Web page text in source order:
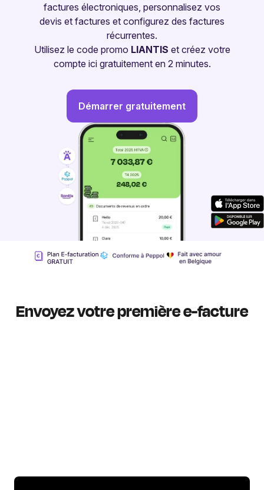
factures électroniques, personnalisez vos
devis et factures et configurez des factures
récurrentes.
Utilisez le code promo LIANTIS et créez votre
compte ici gratuitement en 2 minutes.
Démarrer gratuitement
Envoyez votre première e-facture